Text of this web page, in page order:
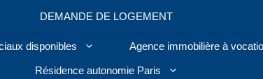
DEMANDE DE LOGEMENT
disponibles Agence immobilière à
Résidence autonomie Paris